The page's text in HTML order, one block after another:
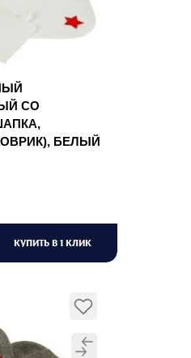
СО
БЕЛЫЙ
КУПИТЬ В 1 КЛИК